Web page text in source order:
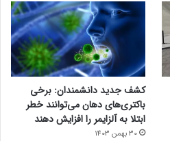
کشف جدید دانشمندان: برخی
باکتری‌های دهان می‌توانند خطر
ابتلا به آلزایمر را افزایش دهند
30 بهمن 1403